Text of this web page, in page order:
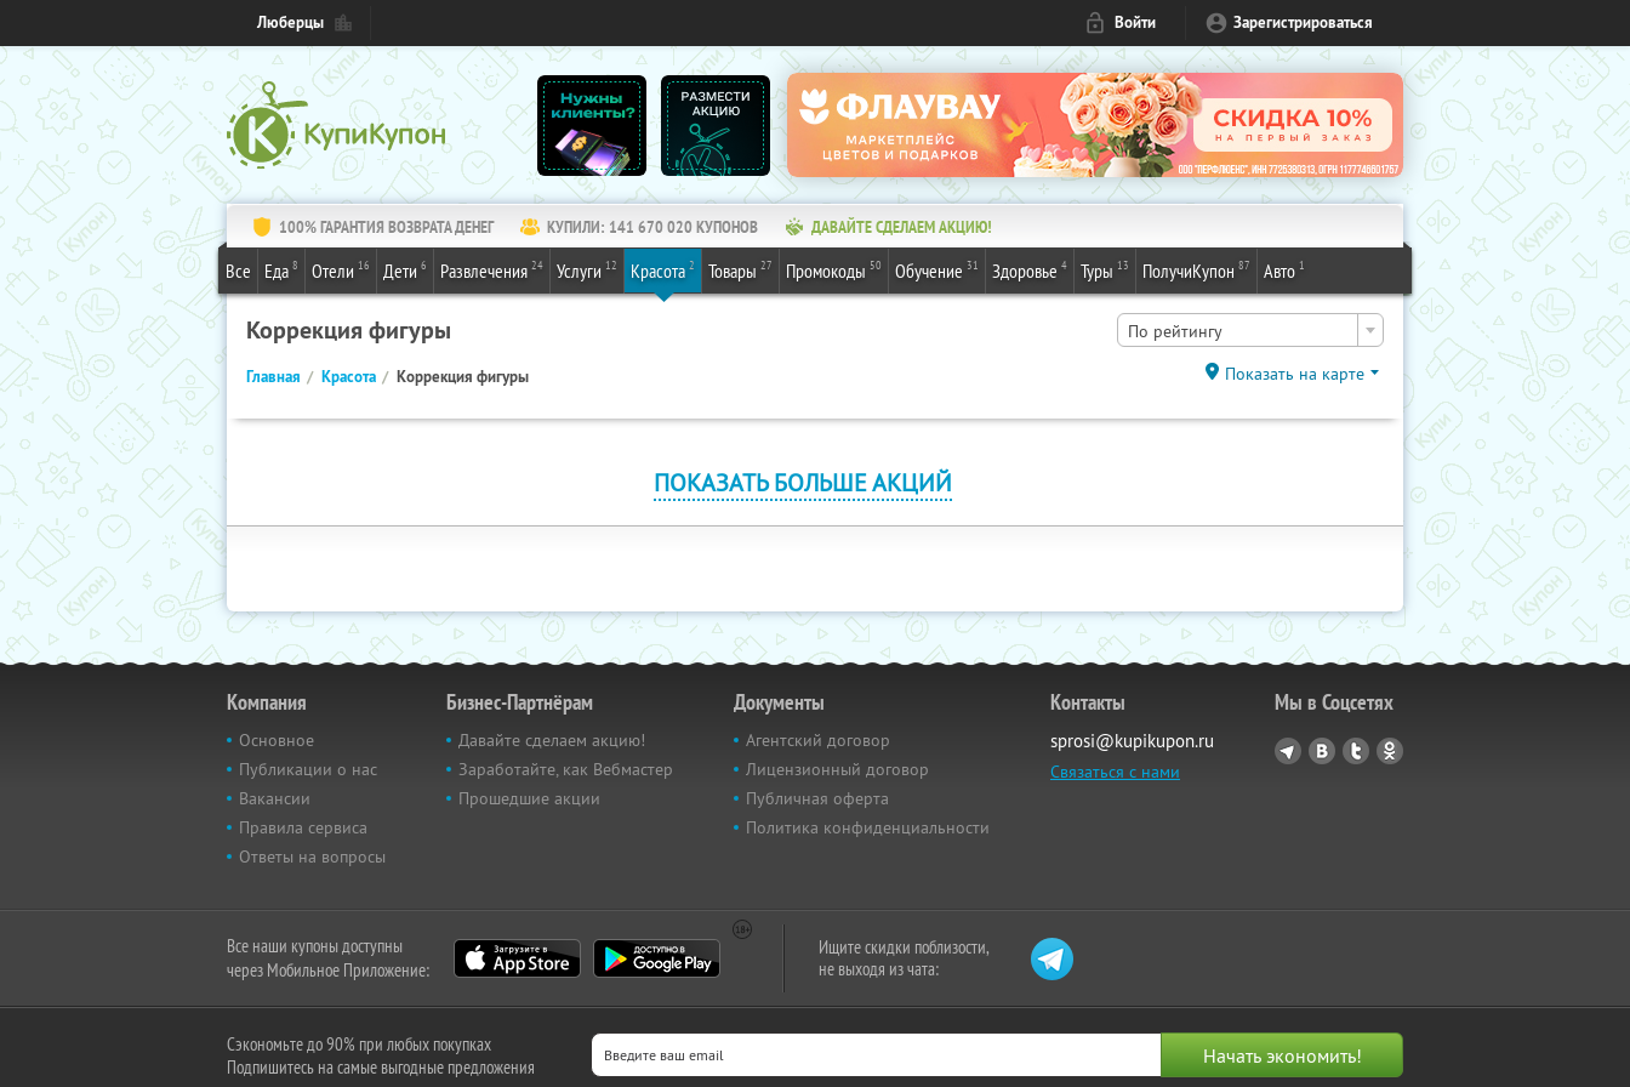
Люберцы Войти Зарегистрироваться
100% ГАРАНТИЯ ВОЗВРАТА ДЕНЕГ КУПИЛИ: 141 670 020КУПОНОВ ДАВАЙТЕ СДЕЛАЕМ АКЦИЮ!
Все Еда 8 Отели 16 Дети 6 Развлечения 24 Услуги 12 Красота 2 Товары 27 Промокоды 50 Обучение 31 Здоровье 4 Туры 13 ПолучиКупон 87 Авто 1
Коррекция фигуры По рейтингу
Главная Красота Коррекция фигуры Показать на карте
ПОКАЗАТЬ БОЛЬШЕ АКЦИЙ
Компания
Основное
Публикации о нас
Вакансии
Правила сервиса
Ответы на вопросы
Бизнес-Партнёрам
Давайте сделаем акцию!
Заработайте, как Вебмастер
Прошедшие акции
Документы
Агентский договор
Лицензионный договор
Публичная оферта
Политика конфиденциальности
Контакты
sprosi@kupikupon.ru
Связаться с нами
Мы в Соцсетях
Все наши купоны доступны
через Мобильное Приложение:
Ищите скидки поблизости,
не выходя из чата:
Сэкономьте до 90% при любых покупках
Подпишитесь на самые выгодные предложения